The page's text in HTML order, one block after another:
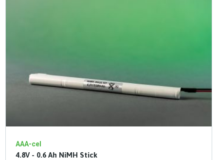
AAA-cel
4.8V - 0.6 Ah NiMH Stick